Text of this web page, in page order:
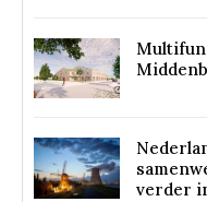
verder